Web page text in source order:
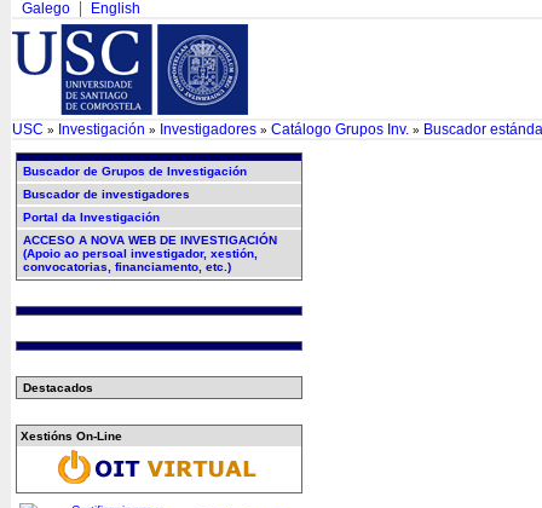
Galego English
USC » Investigación » Investigadores » Catálogo Grupos Inv. » Buscador
Buscador de Grupos de Investigación
Buscador de investigadores
Portal da Investigación
ACCESO A NOVA WEB DE INVESTIGACIÓN
(Apoio ao persoal investigador, xestión,
convocatorias, financiamento, etc.)
Destacados
Xestións On-Line